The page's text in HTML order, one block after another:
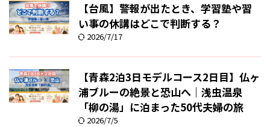
【台風】警報が出たとき、学習塾や習
い事の休講はどこで判断する？
2026/7/17
【青森2泊3日モデルコース2日目】仏ヶ
浦ブルーの絶景と恐山へ｜浅虫温泉
「柳の湯」に泊まった50代夫婦の旅
2026/7/5